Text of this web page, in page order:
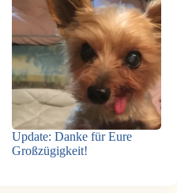
Update: Danke für Eure
Großzügigkeit!